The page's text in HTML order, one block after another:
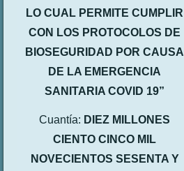
LO CUAL PERMITE CUMPLIR
CON LOS PROTOCOLOS DE
BIOSEGURIDAD POR CAUSA
DE LA EMERGENCIA
SANITARIA COVID 19”
Cuantía: DIEZ MILLONES
CIENTO CINCO MIL
NOVECIENTOS SESENTA Y